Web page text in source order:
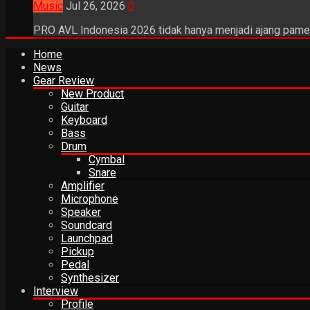
Music Jul 26, 2026 0
PRO AVL Indonesia 2026 tidak hanya menjadi ajang
Home
News
Gear Review
New Product
Guitar
Keyboard
Bass
Drum
Cymbal
Snare
Amplifier
Microphone
Speaker
Soundcard
Launchpad
Pickup
Pedal
Synthesizer
Interview
Profile